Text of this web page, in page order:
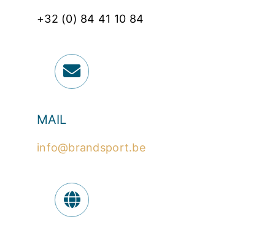
+32 (0) 84 41 10 84
MAIL
info@brandsport.be